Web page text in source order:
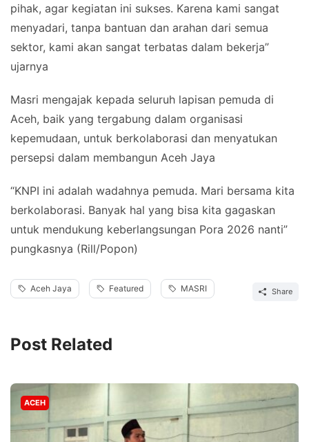
pihak, agar kegiatan ini sukses. Karena kami sangat
menyadari, tanpa bantuan dan arahan dari semua
sektor, kami akan sangat terbatas dalam bekerja”
ujarnya
Masri mengajak kepada seluruh lapisan pemuda di
Aceh, baik yang tergabung dalam organisasi
kepemudaan, untuk berkolaborasi dan menyatukan
persepsi dalam membangun Aceh Jaya
“KNPI ini adalah wadahnya pemuda. Mari bersama kita
berkolaborasi. Banyak hal yang bisa kita gagaskan
untuk mendukung keberlangsungan Pora 2026 nanti”
pungkasnya (Rill/Popon)
Aceh Jaya Featured MASRI Share
Post Related
ACEH